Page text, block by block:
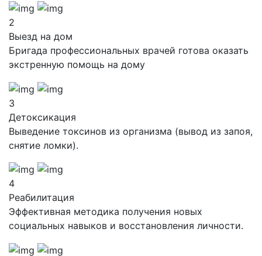
2
Выезд на дом
Бригада профессиональных врачей готова оказать
экстренную помощь на дому
3
Детоксикация
Выведение токсинов из организма (вывод из запоя,
снятие ломки).
4
Реабилитация
Эффективная методика получения новых
социальных навыков и восстановления личности.